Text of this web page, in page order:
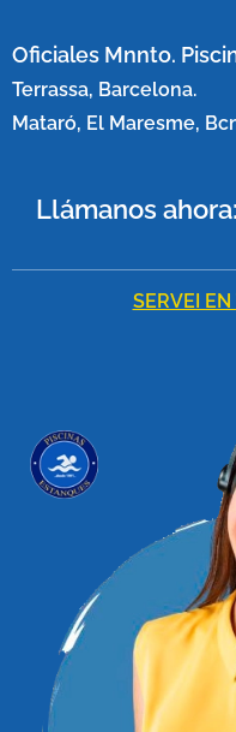
Oficiales Mnnto.
Terrassa, Barcelona.
Mataró, El Maresme,
Llámanos ahora:
SERVEI